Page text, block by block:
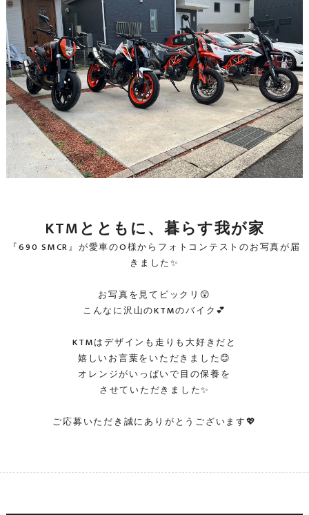
KTMとともに、暮らす我が家
『690 SMCR』が愛車のO様からフォトコンテストのお写真が届
きました✨
お写真を見てビックリ😲
こんなに沢山のKTMのバイク💕
KTMはデザインも走りも大好きだと
嬉しいお言葉をいただきました😊
オレンジがいっぱいで目の保養を
させていただきました✨
ご応募いただき誠にありがとうございます💖